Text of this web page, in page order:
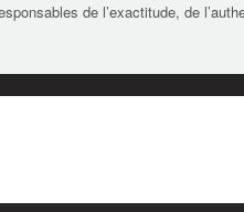
de l’exactitude, de